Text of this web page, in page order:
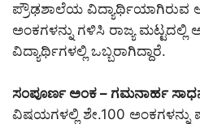
ಪ್ರೌಢಶಾಲೆಯ ವಿದ್ಯಾರ್ಥಿಯಾಗಿರುವ
ಅಂಕಗಳನ್ನು ಗಳಿಸಿ ರಾಜ್ಯ ಮಟ್ಟದಲ್ಲಿ
ವಿದ್ಯಾರ್ಥಿಗಳಲ್ಲಿ ಒಬ್ಬರಾಗಿದ್ದಾರೆ.
ಸಂಪೂರ್ಣ ಅಂಕ – ಗಮನಾರ್ಹ
ವಿಷಯಗಳಲ್ಲಿ ಶೇ.100 ಅಂಕಗಳನ್ನು